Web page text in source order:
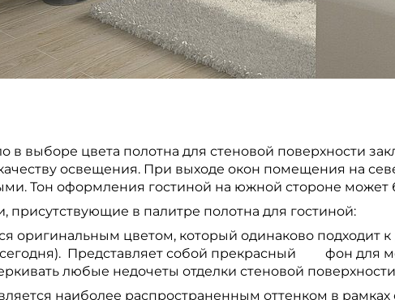
в выборе цвета полотна для стеновой поверхности
качеству освещения. При выходе окон помещения на
Тон оформления гостиной на южной стороне
присутствующие в палитре полотна для гостиной:
оригинальным цветом, который одинаково подходит
Представляет собой прекрасный фон для
любые недочеты отделки стеновой
наиболее распространенным оттенком в